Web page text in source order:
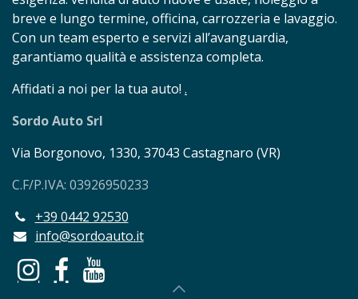
breve e lungo termine, officina, carrozzeria e lavaggio.
Con un team esperto e servizi all’avanguardia,
garantiamo qualità e assistenza completa.
Affidati a noi per la tua auto! .
Sordo Auto Srl
Via Borgonovo, 1330, 37043 Castagnaro (VR)
C.F/P.IVA: 03926950233
+39 0442 92530
info@sordoauto.it